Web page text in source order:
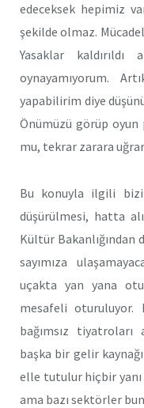
edeceksek hepimiz
şekilde olmaz.
Yasaklar
oynayamıyorum.
yapabilirim diye
Önümüzü görüp oyun
mu, tekrar zarara uğrar
Bu konuyla ilgili
düşürülmesi, hatta
Kültür Bakanlığından
sayımıza
uçakta yan yana
mesafeli oturuluyor.
bağımsız tiyatroları
başka bir gelir
elle tutulur hiçbir yanı
ama bazı sektörler